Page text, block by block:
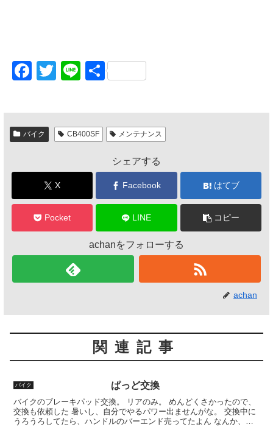
F
c
e
b
o
k
T
tt
er
Li
e
共
バイク CB400SF メンテナンス
シェアする
X Facebook はてブ
Pocket LINE コピー
achanをフォローする
achan
関連記事
バイク ぱっど交換
バイクのブレーキパッド交換。 リアのみ。 めんどくさかったので、
交換も依頼した 暑いし、自分でやるパワー出ませんがな。 交換中に
うろうろしてたら、ハンドルのバーエンド売ってたよん なんか、ハ